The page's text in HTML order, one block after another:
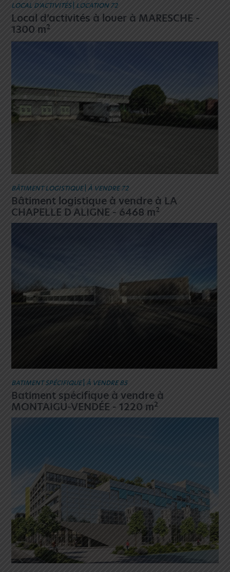
LOCAL D’ACTIVITÉS LOCATION 72
Local d’activités à louer à MARESCHE -
1300 m2
BÂTIMENT LOGISTIQUE À VENDRE 72
Bâtiment logistique à vendre à LA
CHAPELLE D ALIGNE - 6468 m2
BATIMENT SPÉCIFIQUE À VENDRE 85
Batiment spécifique à vendre à
MONTAIGU-VENDÉE - 1220 m2